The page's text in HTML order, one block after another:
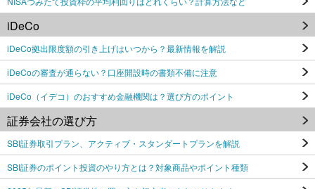
iDeCo
iDeCo拠出限度額の引き上げはいつから？最新情報を解説
iDeCoの審査が通らない？口座開設時の書類不備に注意
iDeCo（イデコ）のおすすめ金融機関は？選び方のポイント
証券会社の選び方
SBI証券取引プラン、アクティブ・スタンダートプランを解説
SBI証券のポイント投資のやり方とは？対象商品やポイント種類